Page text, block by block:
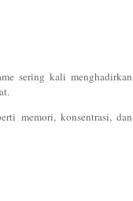
sering kali menghadirkan
memori, konsentrasi, dan